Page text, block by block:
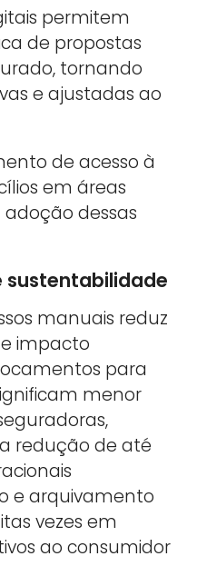
permitem
de propostas
tornando
e ajustadas ao
de acesso à
em áreas
dessas
sustentabilidade
manuais reduz
impacto
para
menor
redução de até
e arquivamento
vezes em
ao consumidor